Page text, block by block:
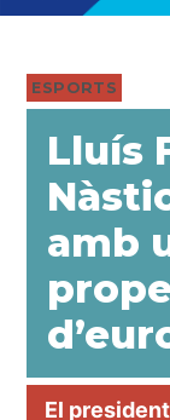
PUBLICADO
EN
ESPORTS
Lluís
amb
El